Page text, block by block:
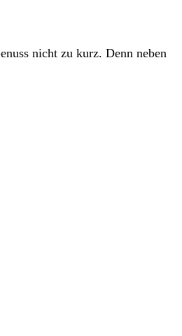
nicht zu kurz. Denn neben